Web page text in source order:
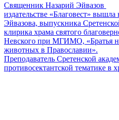
Священник Назарий Эйвазов
издательстве «Благовест»
Эйвазова, выпускника
клирика храма святого
Невского при МГИМО, «Братья
животных в Православии».
Преподаватель Сретенской
противосектантской тематике в